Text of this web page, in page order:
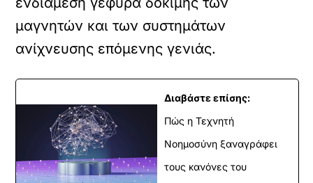
μαγνητών και των συστημάτων
ανίχνευσης επόμενης γενιάς.
Διαβάστε επίσης:
Πώς η Τεχνητή
Νοημοσύνη ξαναγράφει
τους κανόνες του